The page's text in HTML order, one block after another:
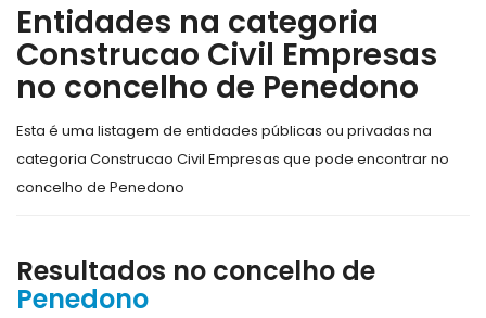
Entidades na categoria
Construcao Civil Empresas
no concelho de Penedono
Esta é uma listagem de entidades públicas ou privadas na
categoria Construcao Civil Empresas que pode encontrar no
concelho de Penedono
Resultados no concelho de
Penedono